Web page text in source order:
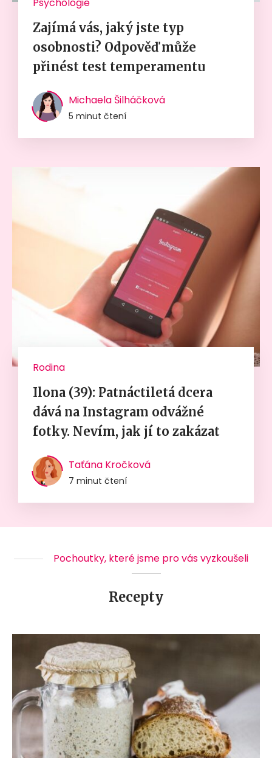
Psychologie
Zajímá vás, jaký jste typ
osobnosti? Odpověď může
přinést test temperamentu
Michaela Šilháčková
5 minut čtení
Rodina
Ilona (39): Patnáctiletá dcera
dává na Instagram odvážné
fotky. Nevím, jak jí to zakázat
Taťána Kročková
7 minut čtení
Pochoutky, které jsme pro vás vyzkoušeli
Recepty